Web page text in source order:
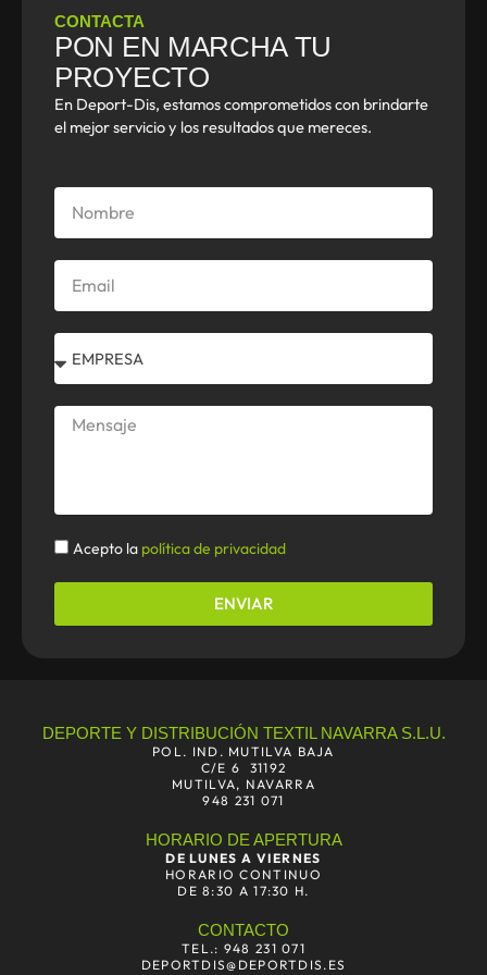
CONTACTA
PON EN MARCHA TU
PROYECTO
En Deport-Dis, estamos comprometidos con brindarte
el mejor servicio y los resultados que mereces.
Nombre
Email
Select
Mensaje
Politica
Acepto la política de privacidad
ENVIAR
DEPORTE Y DISTRIBUCIÓN TEXTIL NAVARRA S.L.U.
POL. IND. MUTILVA BAJA
C/E 6 31192
MUTILVA, NAVARRA
948 231 071
HORARIO DE APERTURA
DE LUNES A VIERNES
HORARIO CONTINUO
DE 8:30 A 17:30 H.
CONTACTO
TEL.: 948 231 071
DEPORTDIS@DEPORTDIS.ES